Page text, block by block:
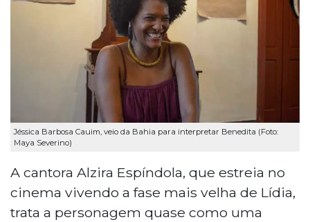
Jéssica Barbosa Cauim, veio da Bahia para interpretar Benedita (Foto:
Maya Severino)
A cantora Alzira Espíndola, que estreia no
cinema vivendo a fase mais velha de Lídia,
trata a personagem quase como uma